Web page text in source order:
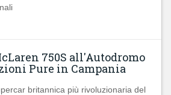
750S all'Autodromo
Pure in Campania
britannica più rivoluzionaria del